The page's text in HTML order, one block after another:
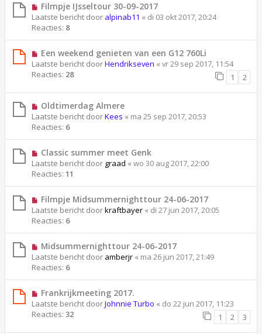
Filmpje IJsseltour 30-09-2017
Laatste bericht door alpinab11 « di 03 okt 2017, 20:24
Reacties: 8
Een weekend genieten van een G12 760Li
Laatste bericht doorHendrikseven « vr 29 sep 2017, 11:54
Reacties: 28 1 2
Oldtimerdag Almere
Laatste bericht doorKees « ma 25 sep 2017, 20:53
Reacties: 6
Classic summer meet Genk
Laatste bericht door graad « wo 30 aug 2017, 22:00
Reacties: 11
Filmpje Midsummernighttour 24-06-2017
Laatste bericht doorkraftbayer « di 27 jun 2017, 20:05
Reacties: 6
Midsummernighttour 24-06-2017
Laatste bericht door amberjr « ma 26 jun 2017, 21:49
Reacties: 6
Frankrijkmeeting 2017.
Laatste bericht doorJohnnie Turbo « do 22 jun 2017, 11:23
Reacties: 32 1 2 3